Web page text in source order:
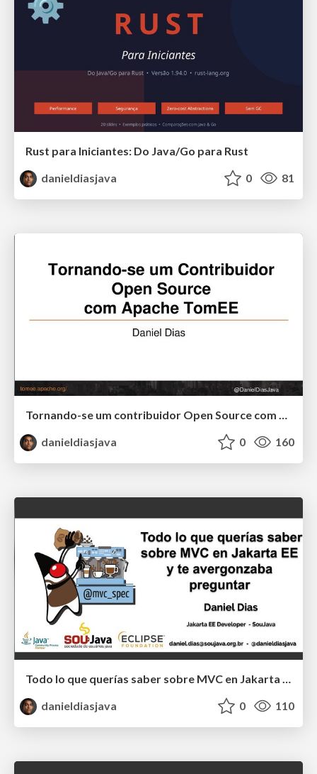
Rust para Iniciantes: Do Java/Go para Rust
danieldiasjava
0 81
Tornando-se um contribuidor Open Source com Apache TomEE
danieldiasjava
0 160
Todo lo que querías saber sobre MVC en Jakarta EE y te avergonzaba preguntar - ES-PeruJug
danieldiasjava
0 110